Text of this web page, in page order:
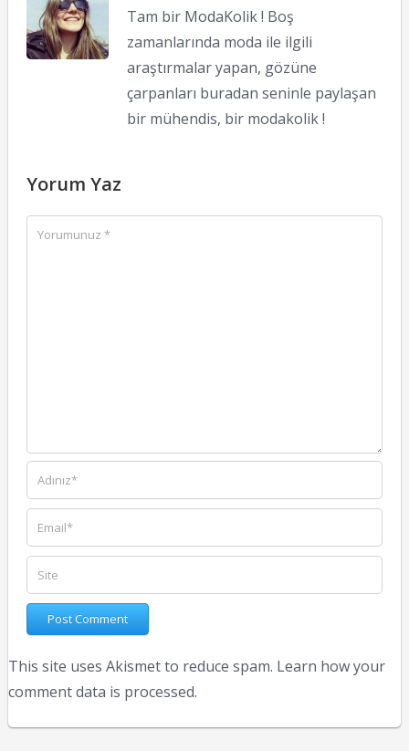
Tam bir ModaKolik ! Boş
zamanlarında moda ile ilgili
araştırmalar yapan, gözüne
çarpanları buradan seninle paylaşan
bir mühendis, bir modakolik !
Yorum Yaz
This site uses Akismet to reduce spam. Learn how your
comment data is processed.